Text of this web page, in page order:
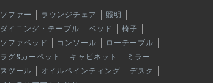
ソファー ラウンジチェア
照明
ダイニング・テーブル
ベッド
椅子
ソファベッド
コンソール
ローテーブル
ラグ&カーペット
キャビネット
ミラー
スツール
オイルペインティング
デスク